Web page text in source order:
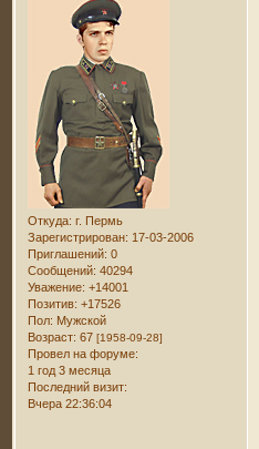
Откуда: г. Пермь
Зарегистрирован: 17-03-2006
Приглашений: 0
Сообщений: 40294
Уважение: +14001
Позитив: +17526
Пол: Мужской
Возраст: 67[1958-09-28]
Провел на форуме:
1 год 3 месяца
Последний визит:
Вчера 22:36:04